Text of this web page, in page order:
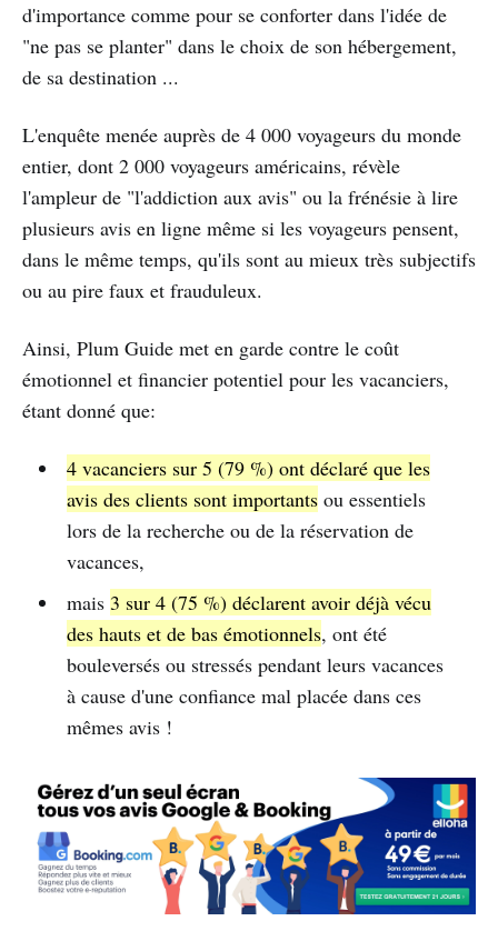
d'importance comme pour se conforter dans l'idée de
"ne pas se planter" dans le choix de son hébergement,
de sa destination ...
L'enquête menée auprès de 4 000 voyageurs du monde
entier, dont 2 000 voyageurs américains, révèle
l'ampleur de "l'addiction aux avis" ou la frénésie à lire
plusieurs avis en ligne même si les voyageurs pensent,
dans le même temps, qu'ils sont au mieux très subjectifs
ou au pire faux et frauduleux.
Ainsi, Plum Guide met en garde contre le coût
émotionnel et financier potentiel pour les vacanciers,
étant donné que:
4 vacanciers sur 5 (79 %) ont déclaré que les
avis des clients sont importantsou essentiels
lors de la recherche ou de la réservation de
vacances,
mais 3 sur 4 (75 %) déclarent avoir déjà vécu
des hauts et de bas émotionnels, ont été
bouleversés ou stressés pendant leurs vacances
à cause d'une confiance mal placée dans ces
mêmes avis !